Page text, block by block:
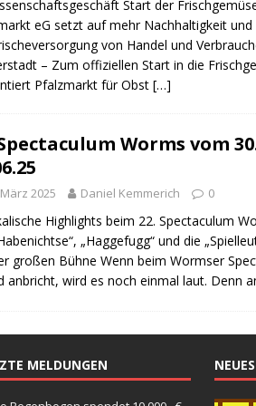
/ Öffentlichkeitsfahndung
/ Vermisste Person
Polizei
BLAULICHTMELDUNGEN
spendet 10.000.- € an „Kinder unterm
/ Geschwindigkeitsmessung für die KW 19
Speyer / Brazzeltag
SPEYER
Start der
eG setzt auf mehr Nachhaltigkeit und
von Handel und
– Zum offiziellen Start in die
Pfalzmarkt für Obst […]
Worms vom
2025 Daniel Kemmerich 0
Highlights beim 22. Spectaculum
„Haggefugg“ und die
großen Bühne Wenn beim Wormser
anbricht, wird es noch einmal laut. Denn
MELDUNGEN